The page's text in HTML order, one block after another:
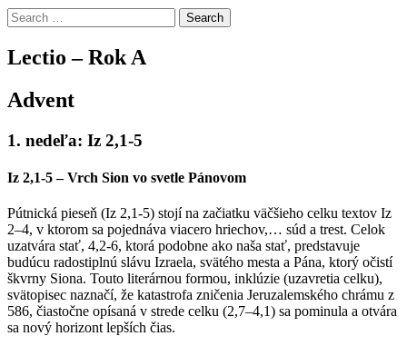
Search
for:
Lectio – Rok A
Advent
1. nedeľa: Iz 2,1-5
Iz 2,1-5 – Vrch Sion vo svetle Pánovom
Pútnická pieseň (Iz 2,1-5) stojí na začiatku väčšieho celku textov Iz
2–4, v ktorom sa pojednáva viacero hriechov,… súd a trest. Celok
uzatvára stať, 4,2-6, ktorá podobne ako naša stať, predstavuje
budúcu radostiplnú slávu Izraela, svätého mesta a Pána, ktorý očistí
škvrny Siona. Touto literárnou formou, inklúzie (uzavretia celku),
svätopisec naznačí, že katastrofa zničenia Jeruzalemského chrámu z
586, čiastočne opísaná v strede celku (2,7–4,1) sa pominula a otvára
sa nový horizont lepších čias.